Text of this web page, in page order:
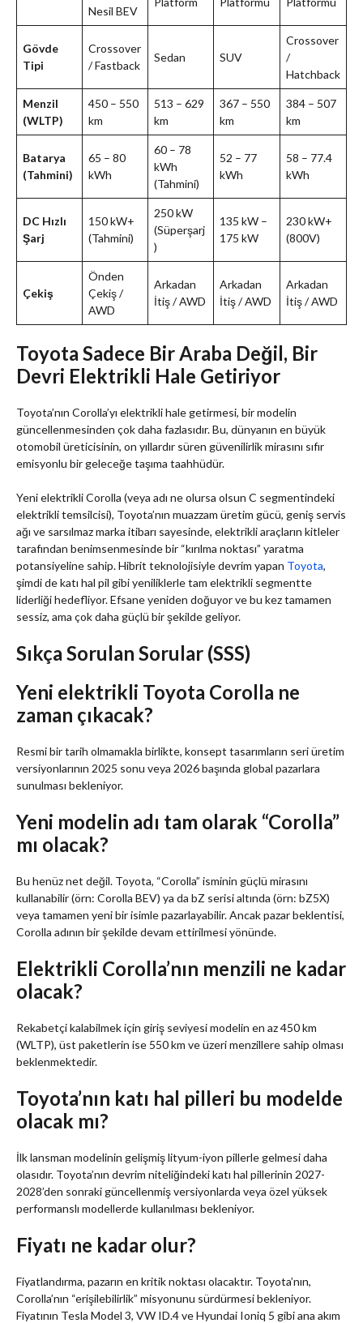
Nesil BEV
Gövde
Tipi
Crossover
/ Fastback
Sedan SUV
Crossover
/
Hatchback
Menzil
(WLTP)
450 – 550
km
513 – 629
km
367 – 550
km
384 – 507
km
Batarya
(Tahmini)
65 – 80
kWh
60 – 78
kWh
(Tahmini)
52 – 77
kWh
58 – 77.4
kWh
DC Hızlı
Şarj
150 kW+
(Tahmini)
250 kW
(Süperşarj
)
135 kW –
175 kW
230 kW+
(800V)
Çekiş
Önden
Çekiş /
AWD
Arkadan
İtiş / AWD
Arkadan
İtiş / AWD
Arkadan
İtiş / AWD
Toyota Sadece Bir Araba Değil, Bir
Devri Elektrikli Hale Getiriyor
Toyota’nın Corolla’yı elektrikli hale getirmesi, bir modelin
güncellenmesinden çok daha fazlasıdır. Bu, dünyanın en büyük
otomobil üreticisinin, on yıllardır süren güvenilirlik mirasını sıfır
emisyonlu bir geleceğe taşıma taahhüdür.
Yeni elektrikli Corolla (veya adı ne olursa olsun C segmentindeki
elektrikli temsilcisi), Toyota’nın muazzam üretim gücü, geniş servis
ağı ve sarsılmaz marka itibarı sayesinde, elektrikli araçların kitleler
tarafından benimsenmesinde bir “kırılma noktası” yaratma
potansiyeline sahip. Hibrit teknolojisiyle devrim yapan Toyota,
şimdi de katı hal pil gibi yeniliklerle tam elektrikli segmentte
liderliği hedefliyor. Efsane yeniden doğuyor ve bu kez tamamen
sessiz, ama çok daha güçlü bir şekilde geliyor.
Sıkça Sorulan Sorular (SSS)
Yeni elektrikli Toyota Corolla ne
zaman çıkacak?
Resmi bir tarih olmamakla birlikte, konsept tasarımların seri üretim
versiyonlarının 2025 sonu veya 2026 başında global pazarlara
sunulması bekleniyor.
Yeni modelin adı tam olarak “Corolla”
mı olacak?
Bu henüz net değil. Toyota, “Corolla” isminin güçlü mirasını
kullanabilir (örn: Corolla BEV) ya da bZ serisi altında (örn: bZ5X)
veya tamamen yeni bir isimle pazarlayabilir. Ancak pazar beklentisi,
Corolla adının bir şekilde devam ettirilmesi yönünde.
Elektrikli Corolla’nın menzili ne kadar
olacak?
Rekabetçi kalabilmek için giriş seviyesi modelin en az 450 km
(WLTP), üst paketlerin ise 550 km ve üzeri menzillere sahip olması
beklenmektedir.
Toyota’nın katı hal pilleri bu modelde
olacak mı?
İlk lansman modelinin gelişmiş lityum-iyon pillerle gelmesi daha
olasıdır. Toyota’nın devrim niteliğindeki katı hal pillerinin 2027-
2028’den sonraki güncellenmiş versiyonlarda veya özel yüksek
performanslı modellerde kullanılması bekleniyor.
Fiyatı ne kadar olur?
Fiyatlandırma, pazarın en kritik noktası olacaktır. Toyota’nın,
Corolla’nın “erişilebilirlik” misyonunu sürdürmesi bekleniyor.
Fiyatının Tesla Model 3, VW ID.4 ve Hyundai Ioniq 5 gibi ana akım